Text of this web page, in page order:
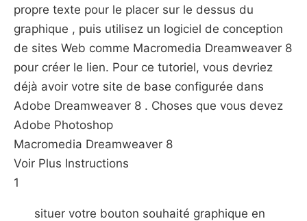
propre texte pour le placer sur le dessus du
graphique , puis utilisez un logiciel de conception
de sites Web comme Macromedia Dreamweaver 8
pour créer le lien. Pour ce tutoriel, vous devriez
déjà avoir votre site de base configurée dans
Adobe Dreamweaver 8 . Choses que vous devez
Adobe Photoshop
Macromedia Dreamweaver 8
Voir Plus Instructions
1
situer votre bouton souhaité graphique en